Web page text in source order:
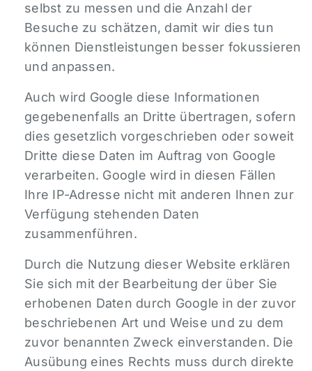
selbst zu messen und die Anzahl der
Besuche zu schätzen, damit wir dies tun
können Dienstleistungen besser fokussieren
und anpassen.
Auch wird Google diese Informationen
gegebenenfalls an Dritte übertragen, sofern
dies gesetzlich vorgeschrieben oder soweit
Dritte diese Daten im Auftrag von Google
verarbeiten. Google wird in diesen Fällen
Ihre IP-Adresse nicht mit anderen Ihnen zur
Verfügung stehenden Daten
zusammenführen.
Durch die Nutzung dieser Website erklären
Sie sich mit der Bearbeitung der über Sie
erhobenen Daten durch Google in der zuvor
beschriebenen Art und Weise und zu dem
zuvor benannten Zweck einverstanden. Die
Ausübung eines Rechts muss durch direkte